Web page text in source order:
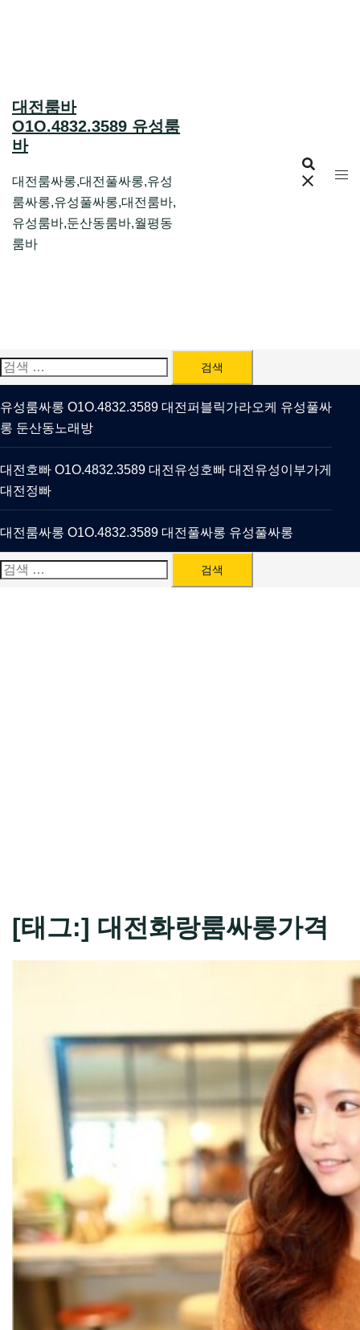
대전룸바
O1O.4832.3589 유성룸
바
대전룸싸롱,대전풀싸롱,유성
룸싸롱,유성풀싸롱,대전룸바,
유성룸바,둔산동룸바,월평동
룸바
검
색:
유성룸싸롱 O1O.4832.3589 대전퍼블릭가라오케 유성풀싸
롱 둔산동노래방
대전호빠 O1O.4832.3589 대전유성호빠 대전유성이부가게
대전정빠
대전룸싸롱 O1O.4832.3589 대전풀싸롱 유성풀싸롱
검
[태그:] 대전화랑룸싸롱가격